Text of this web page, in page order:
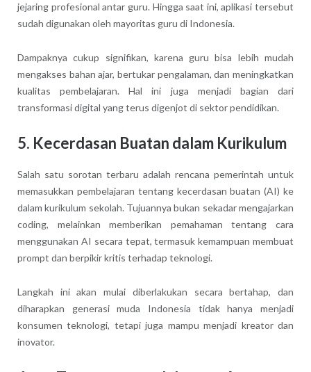
jejaring profesional antar guru. Hingga saat ini, aplikasi tersebut
sudah digunakan oleh mayoritas guru di Indonesia.
Dampaknya cukup signifikan, karena guru bisa lebih mudah
mengakses bahan ajar, bertukar pengalaman, dan meningkatkan
kualitas pembelajaran. Hal ini juga menjadi bagian dari
transformasi digital yang terus digenjot di sektor pendidikan.
5. Kecerdasan Buatan dalam Kurikulum
Salah satu sorotan terbaru adalah rencana pemerintah untuk
memasukkan pembelajaran tentang kecerdasan buatan (AI) ke
dalam kurikulum sekolah. Tujuannya bukan sekadar mengajarkan
coding, melainkan memberikan pemahaman tentang cara
menggunakan AI secara tepat, termasuk kemampuan membuat
prompt dan berpikir kritis terhadap teknologi.
Langkah ini akan mulai diberlakukan secara bertahap, dan
diharapkan generasi muda Indonesia tidak hanya menjadi
konsumen teknologi, tetapi juga mampu menjadi kreator dan
inovator.